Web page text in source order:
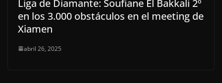
Liga de Diamante: Soufiane El Bakkali 2º
en los 3.000 obstáculos en el meeting de
Xiamen
abril 26, 2025